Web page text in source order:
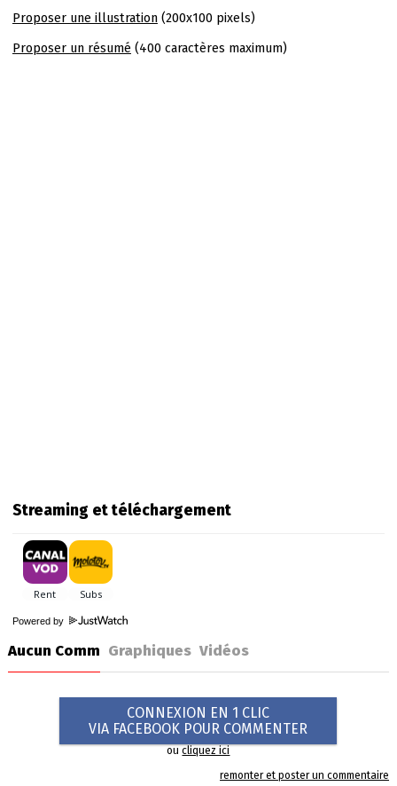
Proposer une illustration(200x100 pixels)
Proposer un résumé (400 caractères maximum)
Streaming et téléchargement
Powered by
Aucun Comm Graphiques Vidéos
CONNEXION EN 1 CLIC
VIA FACEBOOK POUR COMMENTER
oucliquez ici
remonter et poster un commentaire